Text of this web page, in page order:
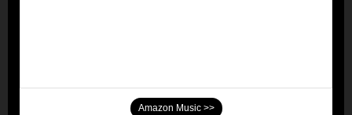
Amazon Music >>